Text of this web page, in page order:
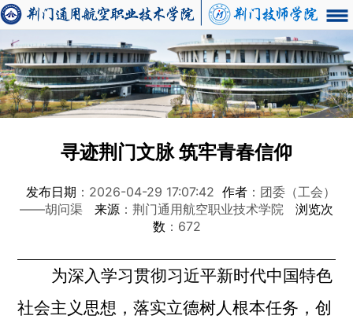
寻迹荆门文脉 筑牢青春信仰
发布日期 ：2026-04-29 17:07:42 作者：团委（工会）
——胡问渠
来源 ：荆门通用航空职业技术学院
浏览次
数 ：672
为深入学习贯彻习近平新时代中国特色
社会主义思想，落实立德树人根本任务，创